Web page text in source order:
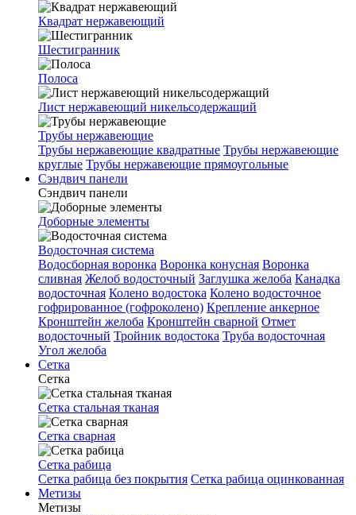
Квадрат нержавеющий
Шестигранник
Полоса
Лист нержавеющий никельсодержащий
Трубы нержавеющие
Трубы нержавеющие квадратные Трубы нержавеющие
круглые Трубы нержавеющие прямоугольные
Сэндвич панели
Сэндвич панели
Доборные элементы
Водосточная система
Водосборная воронка Воронка конусная Воронка
сливная Желоб водосточный Заглушка желоба Канадка
водосточная Колено водостока Колено водосточное
гофрированное (гофроколено) Крепление анкерное
Кронштейн желоба Кронштейн сварной Отмет
водосточный Тройник водостока Труба водосточная
Угол желоба
Сетка
Сетка
Сетка стальная тканая
Сетка сварная
Сетка рабица
Сетка рабица без покрытия Сетка рабица оцинкованная
Метизы
Метизы